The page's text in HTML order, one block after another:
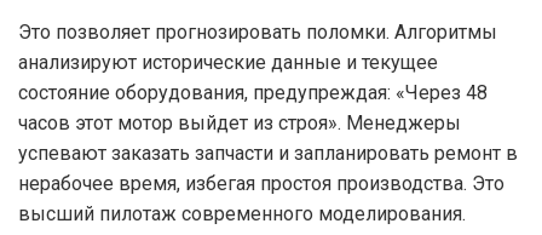
Это позволяет прогнозировать поломки. Алгоритмы
анализируют исторические данные и текущее
состояние оборудования, предупреждая: «Через 48
часов этот мотор выйдет из строя». Менеджеры
успевают заказать запчасти и запланировать ремонт в
нерабочее время, избегая простоя производства. Это
высший пилотаж современного моделирования.